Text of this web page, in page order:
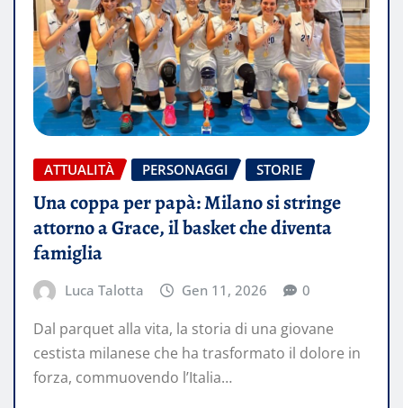
ATTUALITÀ PERSONAGGI STORIE
Una coppa per papà: Milano si stringe
attorno a Grace, il basket che diventa
famiglia
Luca Talotta Gen 11, 2026 0
Dal parquet alla vita, la storia di una giovane
cestista milanese che ha trasformato il dolore in
forza, commuovendo l’Italia…